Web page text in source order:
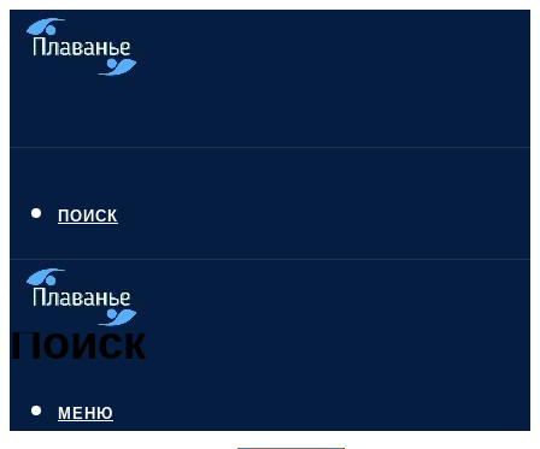
ПОИСК
Поиск
МЕНЮ